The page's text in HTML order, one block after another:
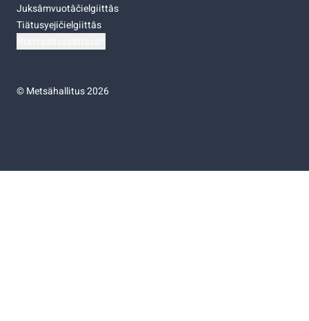
Juksâmvuotâčielgiittâs
Tiätusyejičielgiittâs
©Metsähallitus 2026